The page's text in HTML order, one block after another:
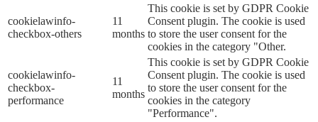
cookielawinfo-
checkbox-others
11
months
This cookie is set by GDPR Cookie
Consent plugin. The cookie is used
to store the user consent for the
cookies in the category "Other.
cookielawinfo-
checkbox-
performance
11
months
This cookie is set by GDPR Cookie
Consent plugin. The cookie is used
to store the user consent for the
cookies in the category
"Performance".